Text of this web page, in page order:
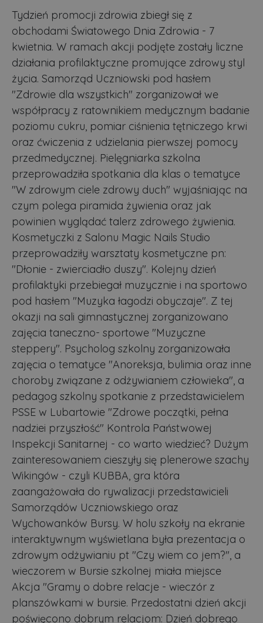
Tydzień promocji zdrowia zbiegł się z
obchodami Światowego Dnia Zdrowia - 7
kwietnia. W ramach akcji podjęte zostały liczne
działania profilaktyczne promujące zdrowy styl
życia. Samorząd Uczniowski pod hasłem
"Zdrowie dla wszystkich" zorganizował we
współpracy z ratownikiem medycznym badanie
poziomu cukru, pomiar ciśnienia tętniczego krwi
oraz ćwiczenia z udzielania pierwszej pomocy
przedmedycznej. Pielęgniarka szkolna
przeprowadziła spotkania dla klas o tematyce
"W zdrowym ciele zdrowy duch" wyjaśniając na
czym polega piramida żywienia oraz jak
powinien wyglądać talerz zdrowego żywienia.
Kosmetyczki z Salonu Magic Nails Studio
przeprowadziły warsztaty kosmetyczne pn:
"Dłonie - zwierciadło duszy". Kolejny dzień
profilaktyki przebiegał muzycznie i na sportowo
pod hasłem "Muzyka łagodzi obyczaje". Z tej
okazji na sali gimnastycznej zorganizowano
zajęcia taneczno- sportowe "Muzyczne
steppery". Psycholog szkolny zorganizowała
zajęcia o tematyce "Anoreksja, bulimia oraz inne
choroby związane z odżywianiem człowieka", a
pedagog szkolny spotkanie z przedstawicielem
PSSE w Lubartowie "Zdrowe początki, pełna
nadziei przyszłość" Kontrola Państwowej
Inspekcji Sanitarnej - co warto wiedzieć? Dużym
zainteresowaniem cieszyły się plenerowe szachy
Wikingów - czyli KUBBA, gra która
zaangażowała do rywalizacji przedstawicieli
Samorządów Uczniowskiego oraz
Wychowanków Bursy. W holu szkoły na ekranie
interaktywnym wyświetlana była prezentacja o
zdrowym odżywianiu pt "Czy wiem co jem?", a
wieczorem w Bursie szkolnej miała miejsce
Akcja "Gramy o dobre relacje - wieczór z
planszówkami w bursie. Przedostatni dzień akcji
poświęcono dobrym relacjom: Dzień dobrego